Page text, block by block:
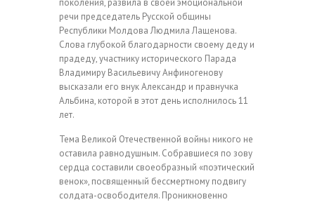
речи председатель Русской общины
Республики Молдова Людмила Лащенова.
Слова глубокой благодарности своему деду и
прадеду, участнику исторического Парада
Владимиру Васильевичу Анфиногенову
высказали его внук Александр и правнучка
Альбина, которой в этот день исполнилось 11
лет.
Тема Великой Отечественной войны никого не
оставила равнодушным. Собравшиеся по зову
сердца составили своеобразный «поэтический
венок», посвященный бессмертному подвигу
солдата-освободителя. Проникновенно